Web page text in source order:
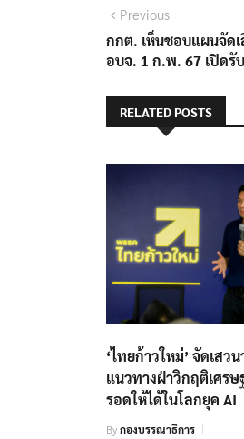
แนะแนว
เรื่อง
PreviousPrevious
post:
กกต. เห็นชอบแผนจัด
อบจ. 1 ก.พ. 67 เปิดรั
RELATED POSTS
‘ไทยก้าวใหม่’ จัดเสว
แนวทางฝ่าวิกฤติเศร
รอดให้ได้ในโลกยุค AI
Byกองบรรณาธิการ